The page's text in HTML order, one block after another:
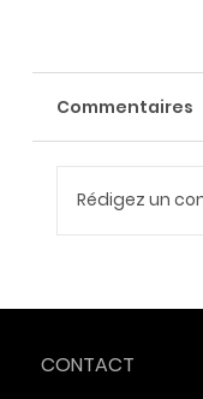
Commentaires
Rédigez un
CONTACT